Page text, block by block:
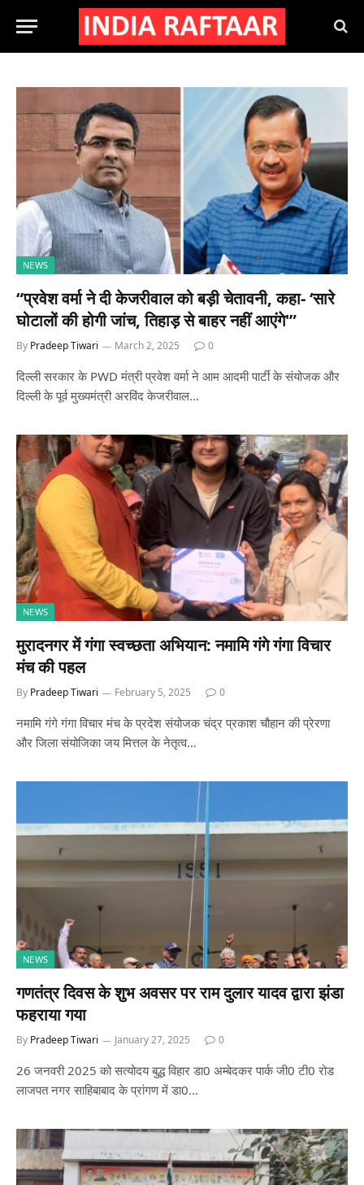
NEWS
“प्रवेश वर्मा ने दी केजरीवाल को बड़ी चेतावनी, कहा- ‘सारे
घोटालों की होगी जांच, तिहाड़ से बाहर नहीं आएंगे'”
By Pradeep Tiwari March 2, 2025 0
दिल्ली सरकार के PWD मंत्री प्रवेश वर्मा ने आम आदमी पार्टी के संयोजक और
दिल्ली के पूर्व मुख्यमंत्री अरविंद केजरीवाल…
NEWS
मुरादनगर में गंगा स्वच्छता अभियान: नमामि गंगे गंगा विचार
मंच की पहल
By Pradeep Tiwari February 5, 2025 0
नमामि गंगे गंगा विचार मंच के प्रदेश संयोजक चंद्र प्रकाश चौहान की प्रेरणा
और जिला संयोजिका जय मित्तल के नेतृत्व…
NEWS
गणतंत्र दिवस के शुभ अवसर पर राम दुलार यादव द्वारा झंडा
फहराया गया
By Pradeep Tiwari January 27, 2025 0
26 जनवरी 2025 को सत्योदय बुद्ध विहार डा0 अम्बेदकर पार्क जी0 टी0 रोड
लाजपत नगर साहिबाबाद के प्रांगण में डा0…